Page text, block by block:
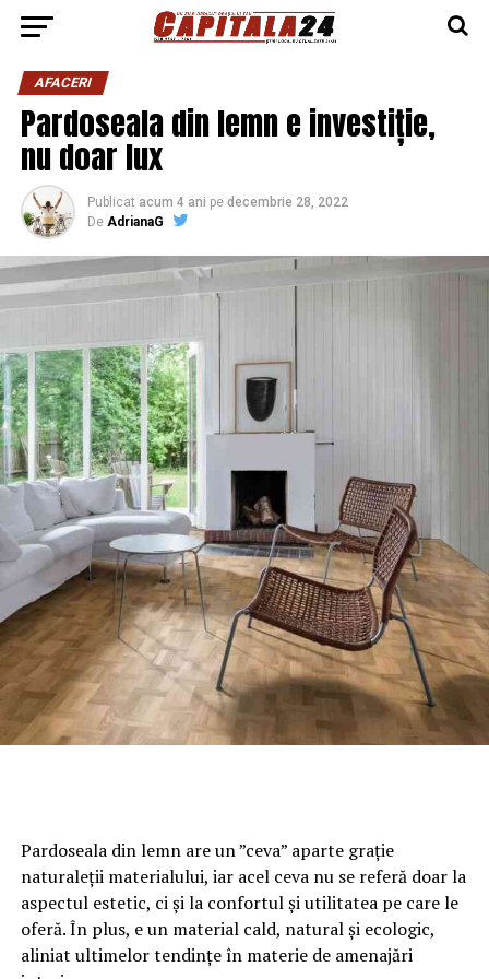
AFACERI
Pardoseala din lemn e investiție,
nu doar lux
Publicat acum 4 ani pe decembrie 28, 2022
De AdrianaG
Pardoseala din lemn are un ”ceva” aparte grație
naturaleții materialului, iar acel ceva nu se referă doar la
aspectul estetic, ci și la confortul și utilitatea pe care le
oferă. În plus, e un material cald, natural și ecologic,
aliniat ultimelor tendințe în materie de amenajări